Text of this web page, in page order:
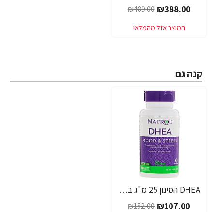
₪388.00
₪489.00
קנה גם
-30%
DHEA המינון 25 מ"ג בתוספת סידן - 180 טבליות מבית NATROL
₪107.00
₪152.00